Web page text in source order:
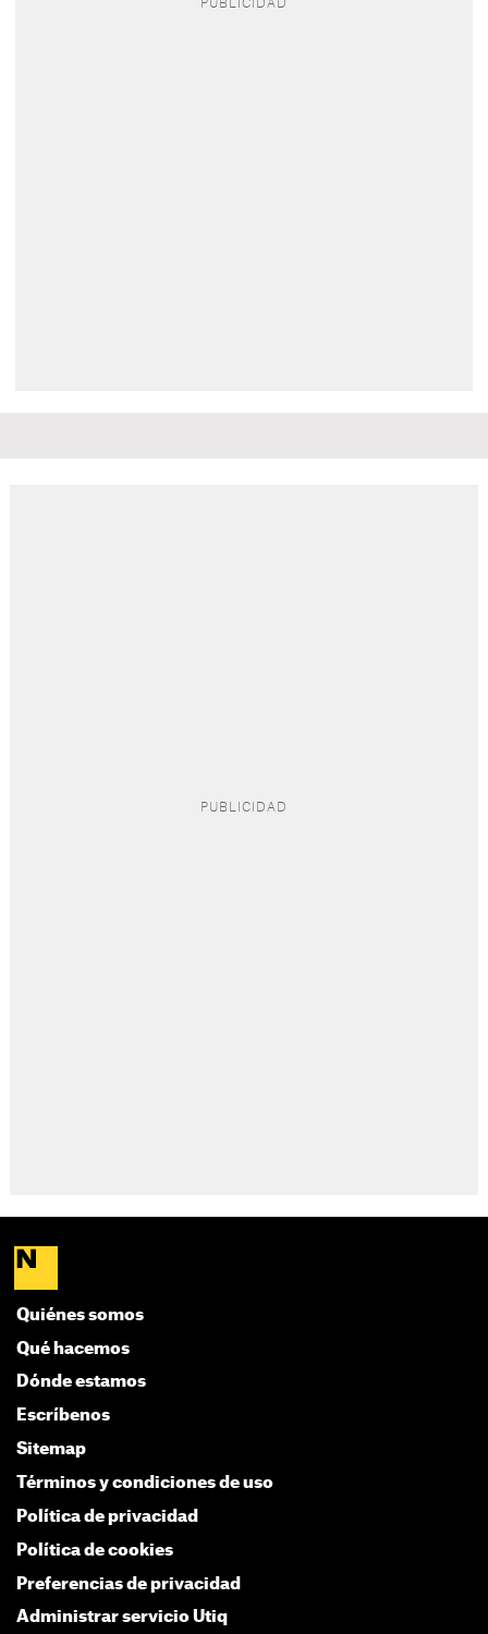
Quiénes somos
Qué hacemos
Dónde estamos
Escríbenos
Sitemap
Términos y condiciones de uso
Política de privacidad
Política de cookies
Preferencias de privacidad
Administrar servicio Utiq